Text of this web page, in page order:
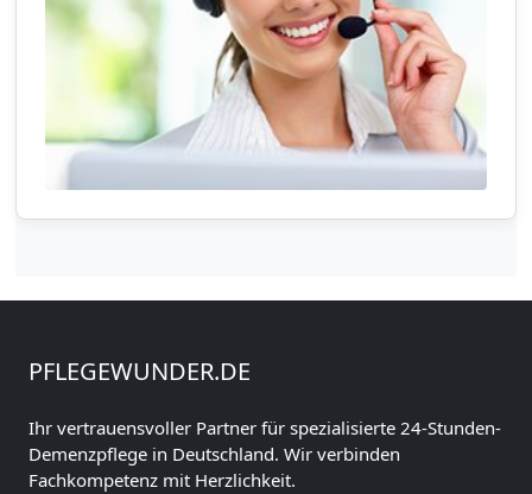
PFLEGEWUNDER.DE
Ihr vertrauensvoller Partner für spezialisierte 24-Stunden-
Demenzpflege in Deutschland. Wir verbinden
Fachkompetenz mit Herzlichkeit.